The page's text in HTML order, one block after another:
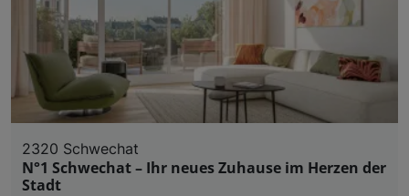
2320 Schwechat
N°1 Schwechat – Ihr neues Zuhause im Herzen der
Stadt